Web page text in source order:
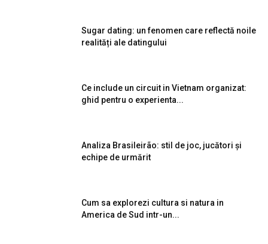
Sugar dating: un fenomen care reflectă noile
realități ale datingului
Ce include un circuit in Vietnam organizat:
ghid pentru o experienta...
Analiza Brasileirão: stil de joc, jucători și
echipe de urmărit
Cum sa explorezi cultura si natura in
America de Sud intr-un...